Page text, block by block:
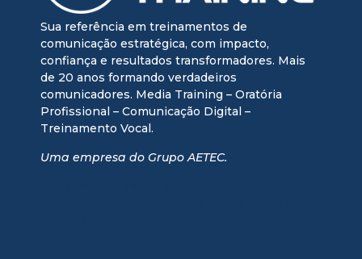
Sua referência em treinamentos de
comunicação estratégica, com impacto,
confiança e resultados transformadores. Mais
de 20 anos formando verdadeiros
comunicadores. Media Training – Oratória
Profissional – Comunicação Digital –
Treinamento Vocal.
Uma empresa do Grupo AETEC.